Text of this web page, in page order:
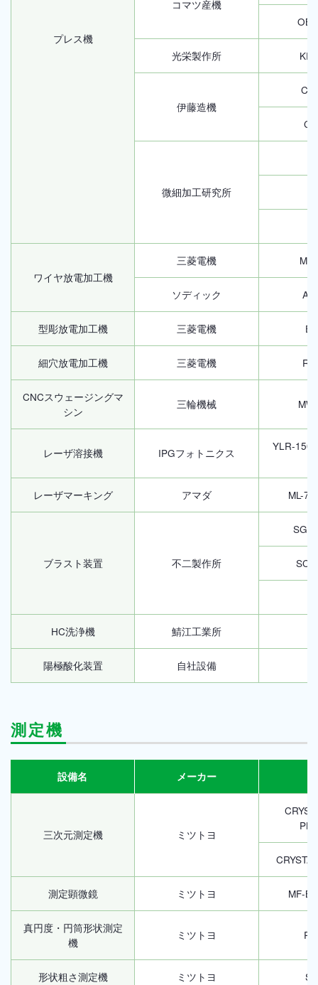
プレス機
コマツ産機
光栄製作所
伊藤造機
微細加工研究所
ワイヤ放電加工機
三菱電機
ソディック
型彫放電加工機 三菱電機
細穴放電加工機 三菱電機
CNCスウェージングマ
シン
三輪機械
レーザ溶接機 IPGフォトニクス
YLR-
レーザマーキング アマダ ML-
ブラスト装置 不二製作所
HC洗浄機 鯖江工業所
陽極酸化装置 自社設備
測定機
設備名 メーカー
三次元測定機 ミツトヨ
測定顕微鏡 ミツトヨ MF-
真円度・円筒形状測定
機
ミツトヨ
形状粗さ測定機 ミツトヨ